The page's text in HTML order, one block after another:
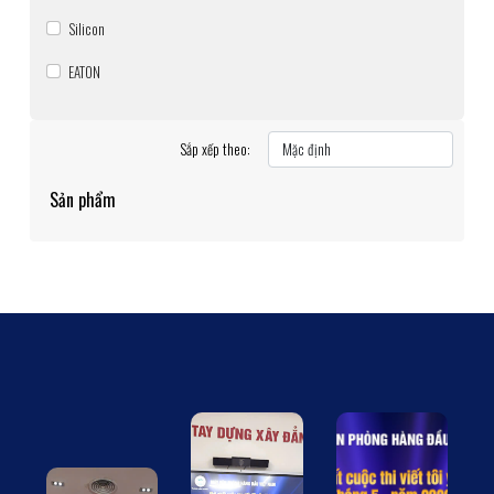
Silicon
EATON
Sản phẩm
Sắp xếp theo: